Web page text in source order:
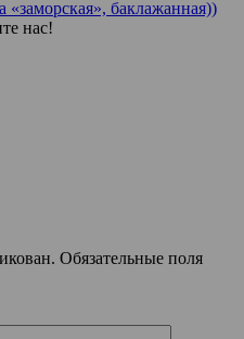
«заморская», баклажанная))
нас!
Обязательные поля